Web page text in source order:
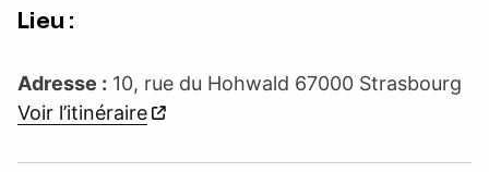
Lieu :
Adresse : 10, rue du Hohwald 67000 Strasbourg
Voir l’itinéraire